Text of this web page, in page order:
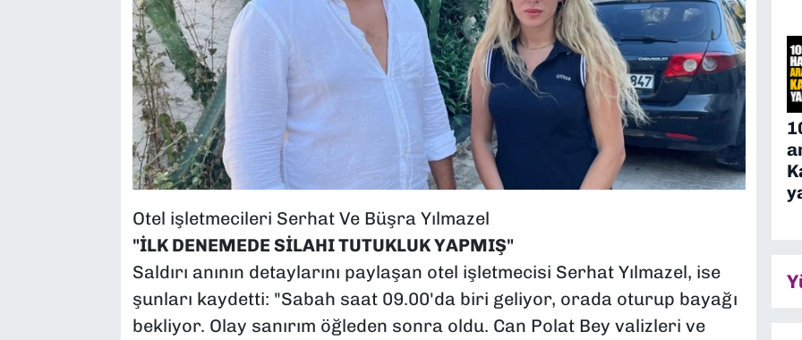
Otel işletmecileri Serhat Ve Büşra Yılmazel
"İLK DENEMEDE SİLAHI TUTUKLUK YAPMIŞ"
Saldırı anının detaylarını paylaşan otel işletmecisi Serhat Yılmazel, ise
şunları kaydetti: "Sabah saat 09.00'da biri geliyor, orada oturup bayağı
bekliyor. Olay sanırım öğleden sonra oldu. Can Polat Bey valizleri ve